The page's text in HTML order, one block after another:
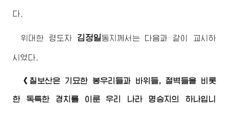
다.
위대한 령도자 김정일동지께서 는 다음과 같이 교시하
시였다.
《칠보산은 기묘한 봉우리들과 바위들, 절벽들을 비롯
한 독특한 경치를 이룬 우리 나라 명승지의 하나입니